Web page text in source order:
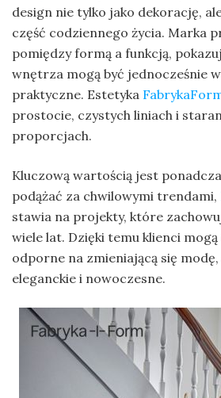
design nie tylko jako dekorację,
część codziennego życia. Marka
pomiędzy formą a funkcją,
wnętrza mogą być jednocześnie
praktyczne. Estetyka
prostocie, czystych liniach i
proporcjach.
Kluczową wartością jest
podążać za chwilowymi trendami,
stawia na projekty, które
wiele lat. Dzięki temu klienci
odporne na zmieniającą się
eleganckie i nowoczesne.